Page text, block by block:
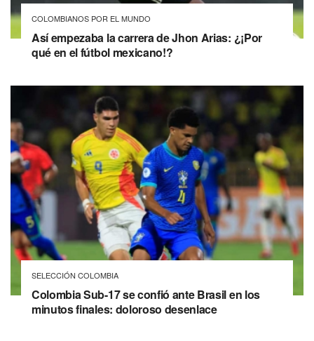
COLOMBIANOS POR EL MUNDO
Así empezaba la carrera de Jhon Arias: ¿¡Por
qué en el fútbol mexicano!?
SELECCIÓN COLOMBIA
Colombia Sub-17 se confió ante Brasil en los
minutos finales: doloroso desenlace